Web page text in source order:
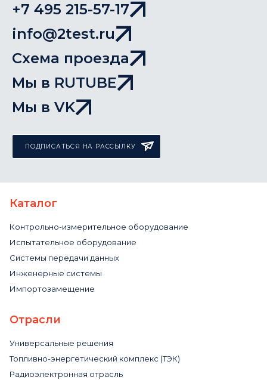
+7 495 215-57-17
info@2test.ru
Схема проезда
Мы в RUTUBE
Мы в VK
ПОДПИСАТЬСЯ НА РАССЫЛКУ
Каталог
Контрольно-измерительное оборудование
Испытательное оборудование
Системы передачи данных
Инженерные системы
Импортозамещение
Отрасли
Универсальные решения
Топливно-энергетический комплекс (ТЭК)
Радиоэлектронная отрасль